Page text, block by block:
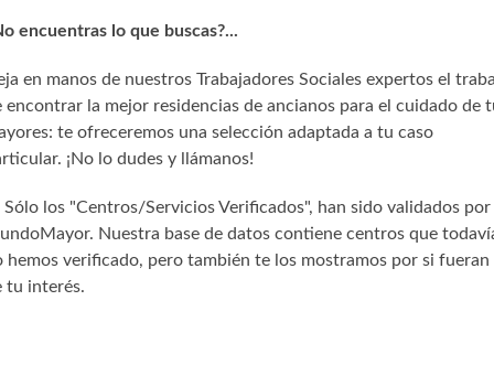
encuentras lo que buscas?...
en manos de nuestros Trabajadores Sociales expertos el
encontrar la mejor residencias de ancianos para el cuidado de
te ofreceremos una selección adaptada a tu caso
¡No lo dudes y llámanos!
Sólo los "Centros/Servicios Verificados", han sido validados por
Nuestra base de datos contiene centros que
hemos verificado, pero también te los mostramos por si fueran
tu interés.